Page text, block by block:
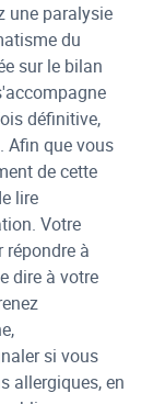
une paralysie
du
sur le bilan
définitive,
Afin que vous
de cette
lire
Votre
à
dire à votre
si vous
allergiques, en